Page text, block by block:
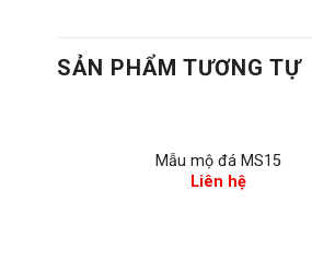
SẢN PHẨM TƯƠNG TỰ
Mẫu mộ đá MS15
Liên hệ